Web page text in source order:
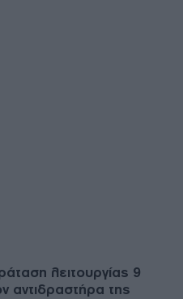
λειτουργίας 9
αντιδραστήρα της